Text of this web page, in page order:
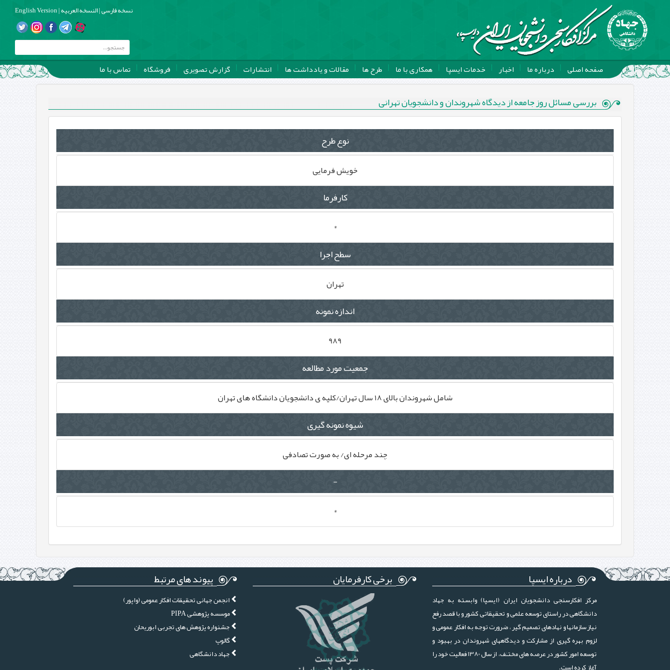
نسخه فارسی|النسخه العربیه|
English Version
صفحه اصلی درباره ما اخبار خدمات ایسپا همکاری با ما طرح ها مقالات و یادداشت ها انتشارات گزارش تصویری فروشگاه تماس با ما
بررسی مسائل روز جامعه از دیدگاه شهروندان و دانشجویان تهرانی
نوع طرح
خویش فرمایی
کارفرما
*
سطح اجرا
تهران
اندازه نمونه
989
جمعیت مورد مطالعه
شامل شهروندان بالای 18 سال تهران/کلیه ی دانشجویان دانشگاه های تهران
شیوه نمونه گیری
چند مرحله ای/ به صورت تصادفی
-
*
درباره ایسپا
مرکز افکارسنجی دانشجویان ایران (ایسپا) وابسته به جهاد
دانشگاهی در راستای توسعه علمی و تحقیقاتی کشور و با قصد رفع
نیاز سازمانها و نهادهای تصمیم گیر ، ضرورت توجه به افکار عمومی و
لزوم بهره گیری از مشارکت و دیدگاههای شهروندان در بهبود و
توسعه امور کشور در عرصه های مختلف، از سال 1380 فعالیت خود را
آغاز کرده است.
برخی کارفرمایان پیوند های مرتبط
انجمن جهانی تحقیقات افکار عمومی (واپور)
موسسه پژوهشی PIPA
جشنواره پژوهش های تجربی ابوریحان
گالوپ
جهاد دانشگاهی